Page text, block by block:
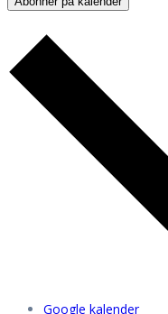
Google kalender